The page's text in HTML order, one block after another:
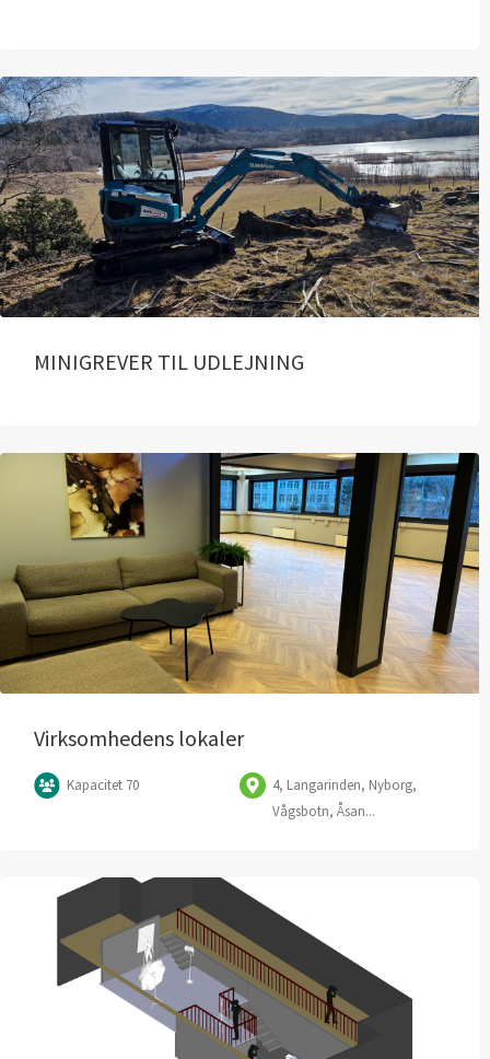
MINIGREVER TIL UDLEJNING
Virksomhedens lokaler
Kapacitet 70
4, Langarinden, Nyborg,
Vågsbotn, Åsan...